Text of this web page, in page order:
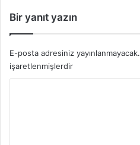
Bir yanıt yazın
E-posta adresiniz yayınlanmayacak.
işaretlenmişlerdir